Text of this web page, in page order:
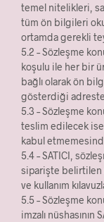
temel nitelikleri,
tüm ön bilgileri
ortamda gerekli
5.2 – Sözleşme
koşulu ile her bir
bağlı olarak ön
gösterdiği
5.3 – Sözleşme
teslim edilecek
kabul
5.4 – SATICI,
siparişte belirtilen
ve kullanım
5.5 – Sözleşme
imzalı nüshasının